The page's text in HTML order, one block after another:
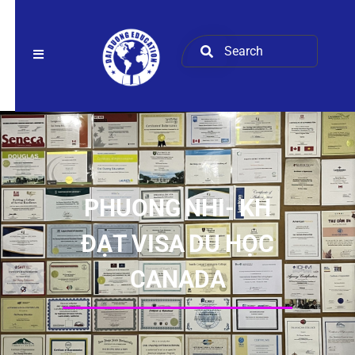
PHUONG NHI- KH
ĐẠT VISA DU HỌC
CANADA